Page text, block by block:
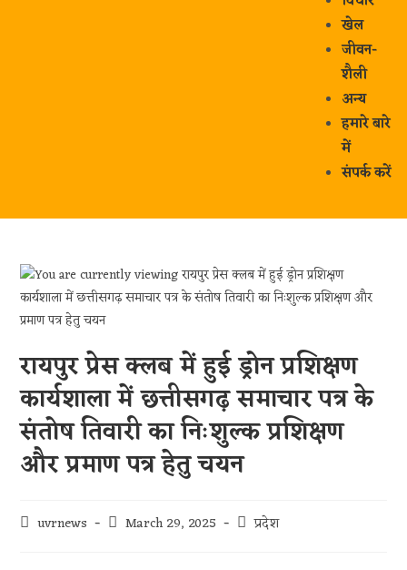
खेल
जीवन-
शैली
अन्य
हमारे बारे
में
संपर्क करें
रायपुर प्रेस क्लब में हुई ड्रोन प्रशिक्षण
कार्यशाला में छत्तीसगढ़ समाचार पत्र के
संतोष तिवारी का निःशुल्क प्रशिक्षण
और प्रमाण पत्र हेतु चयन
uvrnews March 29, 2025 प्रदेश